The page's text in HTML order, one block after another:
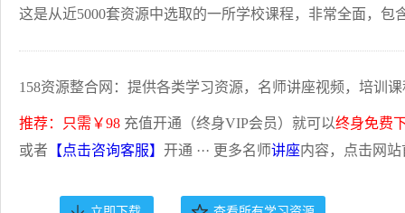
这是从近5000套资源中选取的一所学校课程，非常全面，包
158资源整合网：提供各类学习资源，名师讲座视频，培训
推荐：只需￥98 充值开通（终身VIP会员）就可以终身免费
或者 【点击咨询客服】 开通 ··· 更多名师讲座内容，点击网